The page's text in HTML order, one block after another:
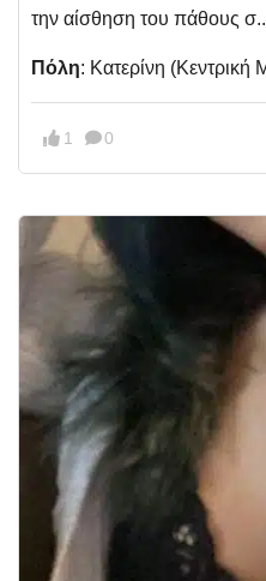
την αίσθηση του πάθους
Πόλη: Κατερίνη (Kεντρική
1 0